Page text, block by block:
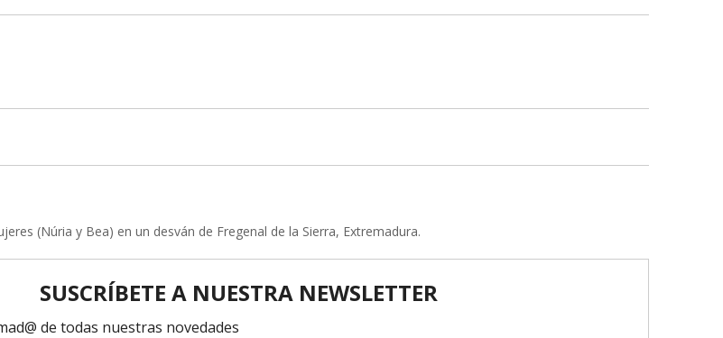
(Núria y Bea) en un desván de Fregenal de la Sierra, Extremadura.